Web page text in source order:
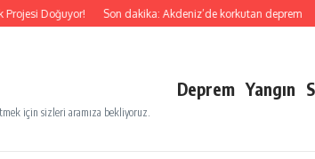
Doğuyor! Son dakika: Akdeniz’de korkutan deprem
için sizleri aramıza bekliyoruz.
Deprem Yangın